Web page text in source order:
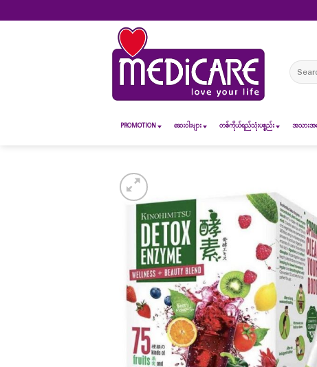
to
Search
for:
PROMOTION ဆေး၀ါးများ တစ်ကိုယ်ရည်သုံးပစ္စည်း အသားအရ